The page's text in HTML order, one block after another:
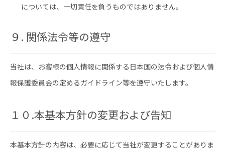
については、一切責任を負うものではありません。
９. 関係法令等の遵守
当社は、お客様の個人情報に関係する日本国の法令および個人情
報保護委員会の定めるガイドライン等を遵守いたします。
１０.本基本方針の変更および告知
本基本方針の内容は、必要に応じて当社が変更することがありま